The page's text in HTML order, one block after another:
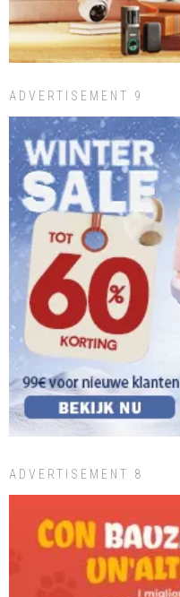
ADVERTISEMENT 9
ADVERTISEMENT 8